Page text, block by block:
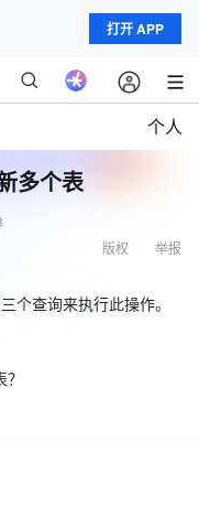
打开 APP
个人
多个表
举报
版权
个查询来执行此操作。